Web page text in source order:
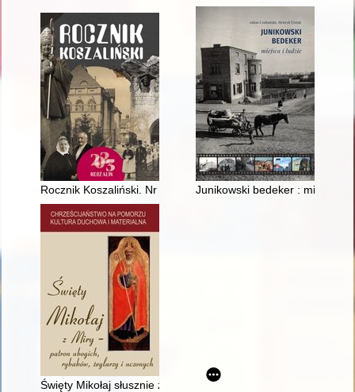
Rocznik Koszaliński. Nr 51 (2023) [druk:] 2024Junikowski bedeker : miejsca i
Święty Mikołaj słusznie zapomniany(?)